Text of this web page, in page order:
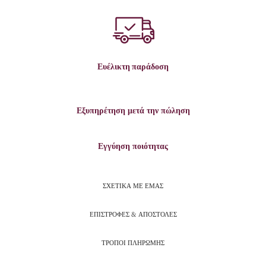
Ευέλικτη παράδοση
Εξυπηρέτηση μετά την πώληση
Εγγύηση ποιότητας
ΣΧΕΤΙΚΑ ΜΕ ΕΜΑΣ
ΕΠΙΣΤΡΟΦΕΣ & ΑΠΟΣΤΟΛΕΣ
ΤΡΟΠΟΙ ΠΛΗΡΩΜΗΣ